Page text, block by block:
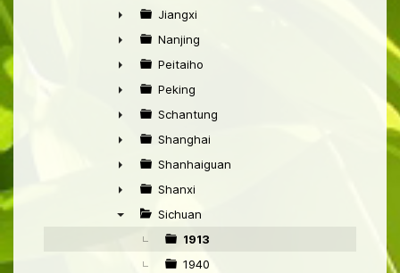
►
►
Jiangxi
►
Nanjing
►
Peitaiho
►
Peking
►
Schantung
►
Shanghai
►
Shanhaiguan
►
Shanxi
Sichuan
1913
1940